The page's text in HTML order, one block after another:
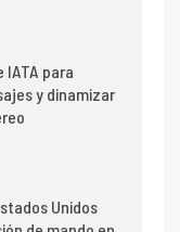
IATA para
y dinamizar
Unidos